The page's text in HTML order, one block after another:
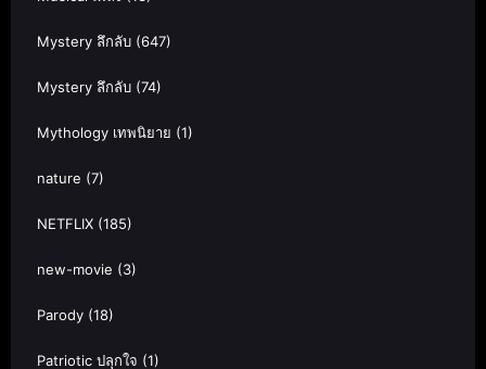
Mystery ลึกลับ (647)
Mystery ลึกลับ (74)
Mythology เทพนิยาย (1)
nature (7)
NETFLIX (185)
new-movie (3)
Parody (18)
Patriotic ปลุกใจ (1)